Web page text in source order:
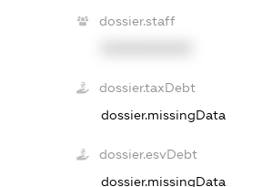
dossier.staff
dossier.taxDebt
dossier.missingData
dossier.esvDebt
dossier.missingData